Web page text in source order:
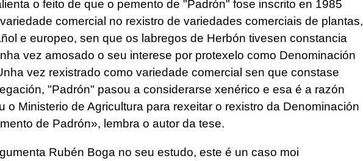
o feito de que o pemento de "Padrón" fose inscrito en 1985
comercial no rexistro de variedades comerciais de plantas,
e europeo, sen que os labregos de Herbón tivesen constancia
vez amosado o seu interese por protexelo como Denominación
vez rexistrado como variedade comercial sen que constase
"Padrón" pasou a considerarse xenérico e esa é a razón
o Ministerio de Agricultura para rexeitar o rexistro da Denominación
de Padrón», lembra o autor da tese.
Rubén Boga no seu estudo, este é un caso moi